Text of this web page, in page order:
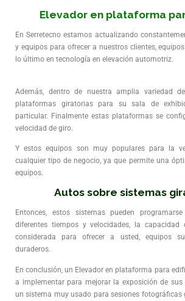
Elevador en plataforma
En Serretecno estamos actualizando
y equipos para ofrecer a nuestros clientes,
lo último en tecnología en elevación automotriz.
Además, dentro de nuestra amplia variedad
plataformas giratorias para su sala de
particular. Finalmente estas plataformas se
velocidad de giro.
Y estos equipos son muy populares para la
cualquier tipo de negocio, ya que permite una
equipos.
Autos sobre sistemas
Entonces, estos sistemas pueden
diferentes tiempos y velocidades, la
considerada para ofrecer a usted, equipos
duraderos.
En conclusión, un Elevador en plataforma para
a implementar para mejorar la exposición de sus
un sistema muy usado para sesiones fotográficas